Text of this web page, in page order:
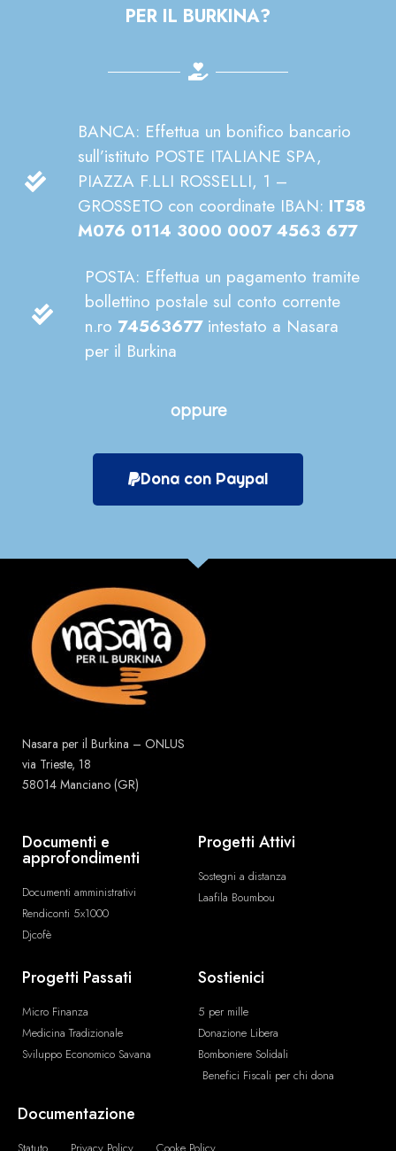
PER IL BURKINA?
BANCA: Effettua un bonifico bancario
sull’istituto POSTE ITALIANE SPA,
PIAZZA F.LLI ROSSELLI, 1 –
GROSSETO con coordinate IBAN: IT58
M076 0114 3000 0007 4563 677
POSTA: Effettua un pagamento tramite
bollettino postale sul conto corrente
n.ro 74563677 intestato a Nasara
per il Burkina
oppure
Dona con Paypal
Nasara per il Burkina – ONLUS
via Trieste, 18
58014 Manciano (GR)
Documenti e
approfondimenti
Documenti amministrativi
Rendiconti 5x1000
Djcofè
Progetti Attivi
Sostegni a distanza
Laafila Boumbou
Progetti Passati
Micro Finanza
Medicina Tradizionale
Sviluppo Economico Savana
Sostienici
5 per mille
Donazione Libera
Bomboniere Solidali
Benefici Fiscali per chi dona
Documentazione